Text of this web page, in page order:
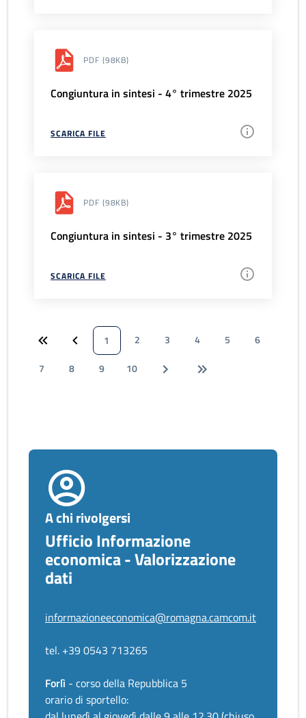
PDF (98KB)
Congiuntura in sintesi - 4° trimestre 2025
SCARICA FILE
PDF (98KB)
Congiuntura in sintesi - 3° trimestre 2025
SCARICA FILE
1 2 3 4 5
6
7
8 9 10
A chi rivolgersi
Ufficio Informazione
economica - Valorizzazione
dati
informazioneeconomica@romagna.camcom.it
tel. +39 0543 713265
Forlì - corso della Repubblica 5
orario di sportello: